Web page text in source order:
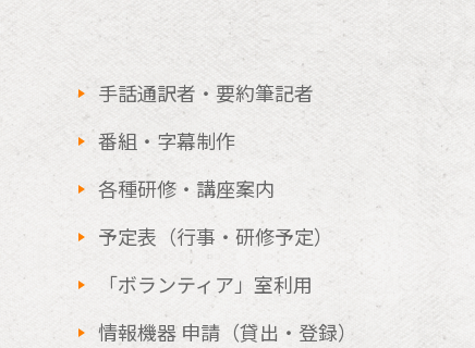
手話通訳者・要約筆記者
番組・字幕制作
各種研修・講座案内
予定表（行事・研修予定）
「ボランティア」室利用
情報機器 申請（貸出・登録）